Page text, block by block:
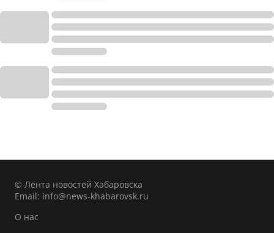
© Лента новостей Хабаровска
Email: info@news-khabarovsk.ru
О нас